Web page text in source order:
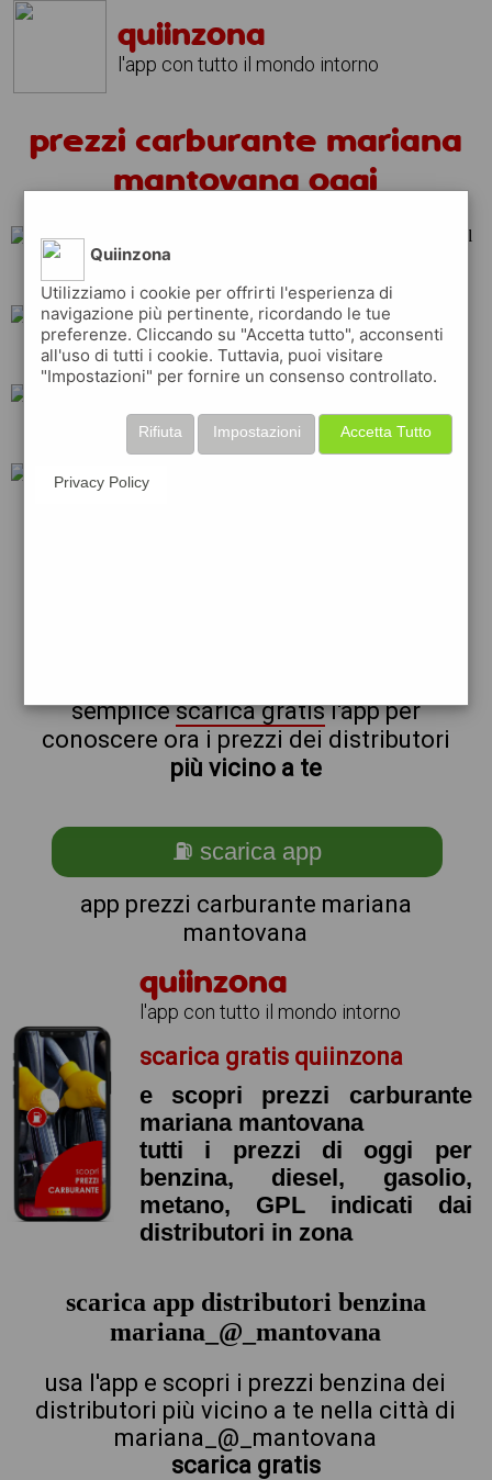
quiinzona
l'app con tutto il mondo intorno
prezzi carburante mariana
mantovana oggi
total esso q8
erg ip
semplicescarica gratisl'app per
conoscere ora i prezzi dei distributori
più vicino a te
⛽ scarica app
app prezzi carburante mariana
mantovana
quiinzona
l'app con tutto il mondo intorno
scarica gratis quiinzona
e scopri prezzi carburante
mariana mantovana
tutti i prezzi di oggi per
benzina, diesel, gasolio,
metano, GPL indicati dai
distributori in zona
scarica app distributori benzina
mariana_@_mantovana
usa l'app e scopri i prezzi benzina dei
distributori più vicino a te nella città di
mariana_@_mantovana
scarica gratis
Quiinzona
Utilizziamo i cookie per offrirti l'esperienza di
navigazione più pertinente, ricordando le tue
preferenze. Cliccando su "Accetta tutto", acconsenti
all'uso di tutti i cookie. Tuttavia, puoi visitare
"Impostazioni" per fornire un consenso controllato.
Accetta Tutto
Impostazioni
Rifiuta
Privacy Policy